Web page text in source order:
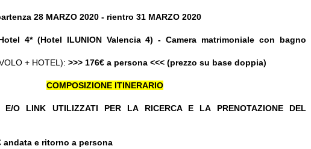
28 MARZO 2020 - rientro 31 MARZO 2020
4* (Hotel ILUNION Valencia 4) - Camera matrimoniale con bagno
+ HOTEL): >>> 176€ a persona <<< (prezzo su base doppia)
COMPOSIZIONE ITINERARIO
E/O LINK UTILIZZATI PER LA RICERCA E LA PRENOTAZIONE DEL
andata e ritorno a persona